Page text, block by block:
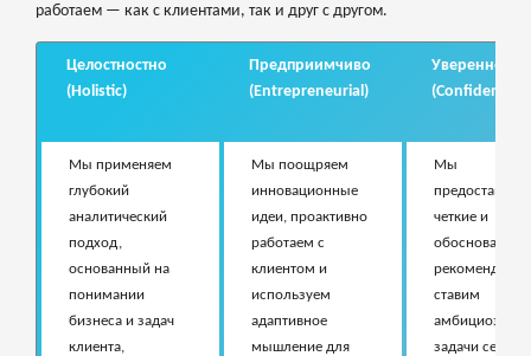
работаем — как с клиентами, так и друг с другом.
Целостностно
(Holistic)
Предприимчиво
(Entrepreneurial)
Уверенно
(Confident)
Мы применяем
глубокий
аналитический
подход,
основанный на
понимании
бизнеса и задач
клиента,
Мы поощряем
инновационные
идеи, проактивно
работаем с
клиентом и
используем
адаптивное
мышление для
Мы
четкие и
обоснованные
ставим
амбициозные
задачи себе и